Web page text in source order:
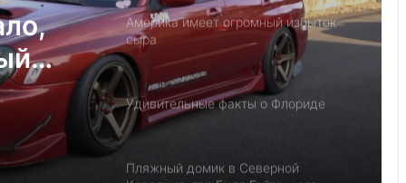
Америка имеет огромный избыток
сыра
Удивительные факты о Флориде
Пляжный домик в Северной